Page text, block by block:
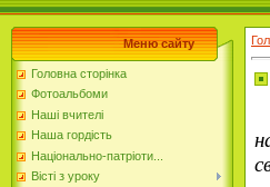
Меню сайту
Головна сторінка
Фотоальбоми
Наші вчителі
Наша гордість
Національно-патріоти...
Вісті з уроку